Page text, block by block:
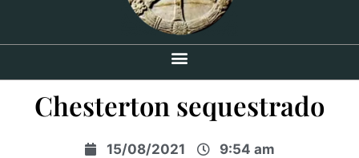
Chesterton sequestrado
15/08/2021 9:54 am